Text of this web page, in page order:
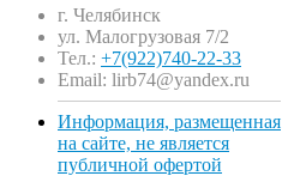
г. Челябинск
ул. Малогрузовая 7/2
Тел.: +7(922)740-22-33
Email: lirb74@yandex.ru
Информация, размещенная
на сайте, не является
публичной офертой